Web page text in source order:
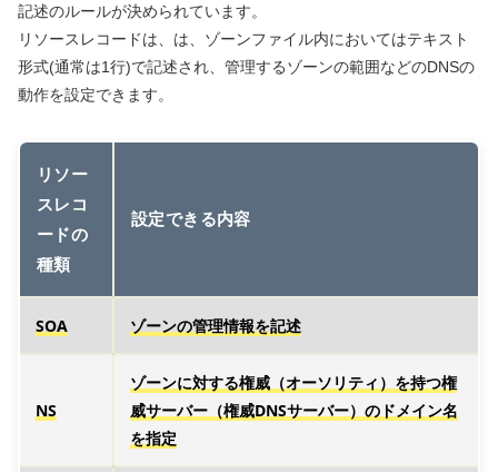
記述のルールが決められています。
リソースレコードは、は、ゾーンファイル内においてはテキスト
形式(通常は1行)で記述され、管理するゾーンの範囲などのDNSの
動作を設定できます。
リソー
スレコ
ードの
種類
設定できる内容
SOA ゾーンの管理情報を記述
NS
ゾーンに対する権威（オーソリティ）を持つ権
威サーバー（権威DNSサーバー）のドメイン名
を指定